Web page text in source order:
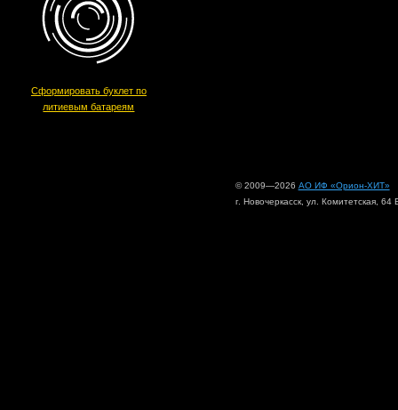
Сформировать буклет по
литиевым батареям
© 2009—2026 АО ИФ «Орион-ХИТ»
г. Новочеркасск, ул. Комитетская, 64